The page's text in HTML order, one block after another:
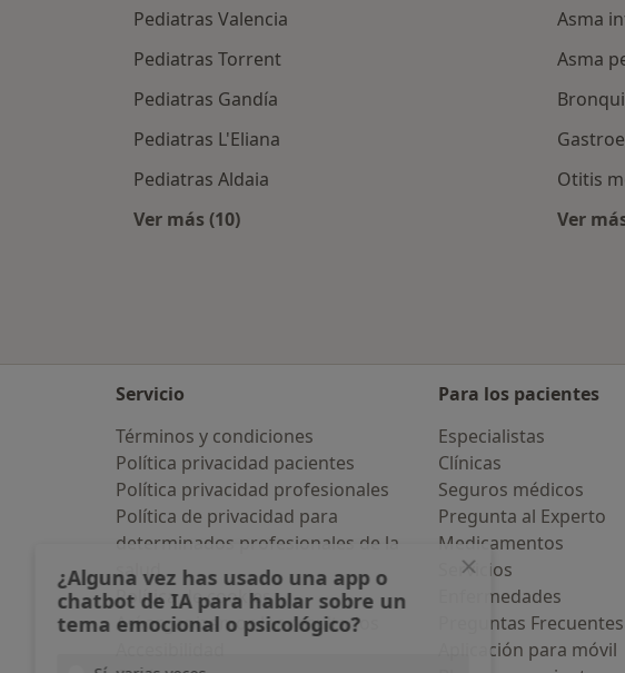
Pediatras Valencia
Pediatras Torrent
Pediatras Gandía
Pediatras L'Eliana
Pediatras Aldaia
Ver más (10)
Asma
Asma
Otitis
Ver
Servicio
Términos y condiciones
Política privacidad pacientes
Política privacidad profesionales
Política de privacidad para
determinados profesionales de la
salud
Política de cookies
Así organizamos los resultados
Para los pacientes
Especialistas
Clínicas
Seguros médicos
Pregunta al Experto
Medicamentos
Servicios
Enfermedades
Preguntas Frecuentes
Aplicación para móvil
¿Alguna vez has usado una app o
chatbot de IA para hablar sobre un
tema emocional o psicológico?